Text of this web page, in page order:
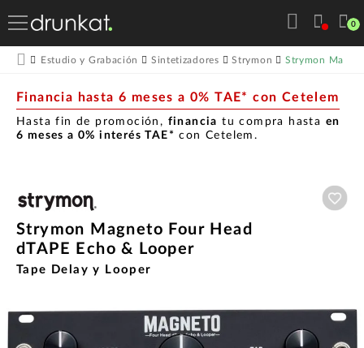
0
Estudio y Grabación Sintetizadores Strymon Strymon
Financia hasta 6 meses a 0% TAE* con Cetelem
Hasta fin de promoción, financia tu compra hasta en
6 meses a 0% interés TAE* con Cetelem.
Strymon Magneto Four Head
dTAPE Echo & Looper
Tape Delay y Looper